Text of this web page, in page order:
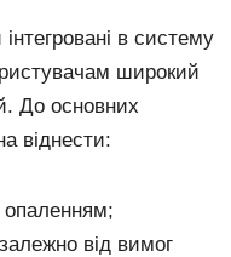
в систему
широкий
До основних
віднести:
опаленням;
від вимог